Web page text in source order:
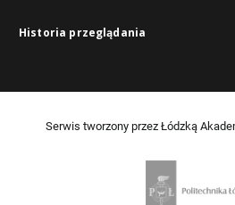
Historia przeglądania
Serwis tworzony przez Łódzką